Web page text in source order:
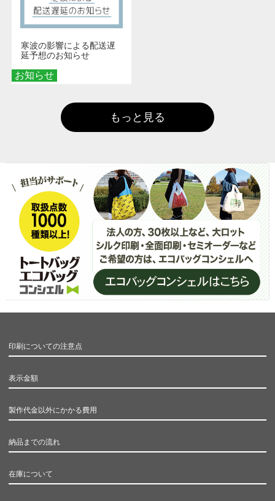
お知らせ
寒波の影響による配送遅
延予想のお知らせ
もっと見る
印刷についての注意点
表示金額
製作代金以外にかかる費用
納品までの流れ
在庫について